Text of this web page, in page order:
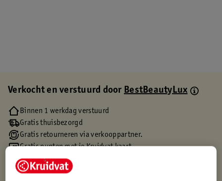
Verkocht en verstuurd doorBestBeautyLux
Binnen 1 werkdag verstuurd
Gratis thuisbezorgd
Gratis retourneren via verkooppartner.
Gratis punten met je Kruidvat kaart